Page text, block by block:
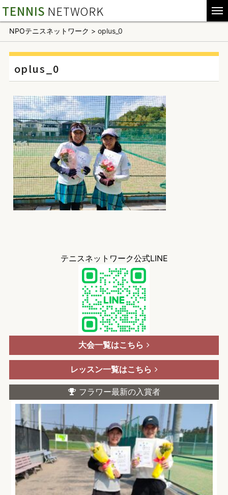
TENNIS NETWORK
NPOテニスネットワーク > oplus_0
oplus_0
テニスネットワーク公式LINE
大会一覧はこちら
レッスン一覧はこちら
フラワー最新の入賞者